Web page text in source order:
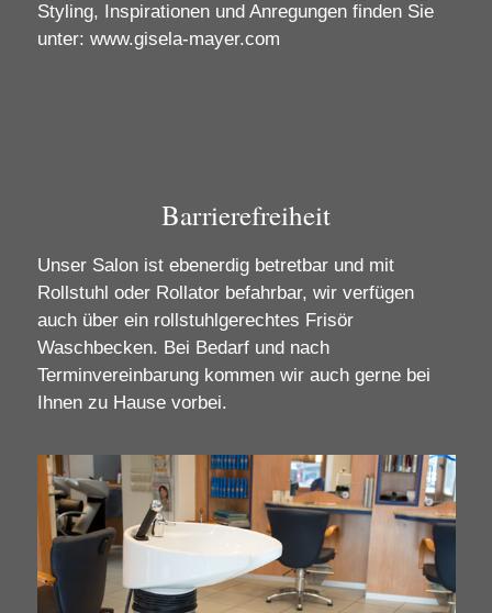
Styling, Inspirationen und Anregungen finden Sie
unter: www.gisela-mayer.com
Barrierefreiheit
Unser Salon ist ebenerdig betretbar und mit
Rollstuhl oder Rollator befahrbar, wir verfügen
auch über ein rollstuhlgerechtes Frisör
Waschbecken. Bei Bedarf und nach
Terminvereinbarung kommen wir auch gerne bei
Ihnen zu Hause vorbei.